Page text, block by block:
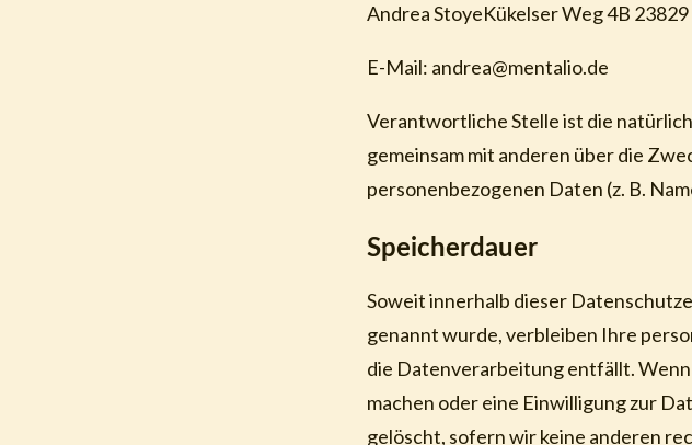
Andrea StoyeKükelser Weg 4B
E-Mail: andrea@mentalio.de
Verantwortliche Stelle ist die
gemeinsam mit anderen über die
personenbezogenen Daten (z. B.
Speicherdauer
Soweit innerhalb dieser
genannt wurde, verbleiben Ihre
die Datenverarbeitung entfällt.
machen oder eine Einwilligung zur
gelöscht, sofern wir keine anderen